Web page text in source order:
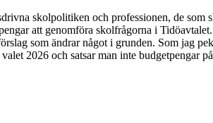
skolpolitiken och professionen, de som
att genomföra skolfrågorna i
som ändrar något i grunden. Som jag
2026 och satsar man inte budgetpengar